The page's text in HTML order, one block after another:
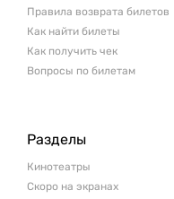
Правила возврата билетов
Как найти билеты
Как получить чек
Вопросы по билетам
Разделы
Кинотеатры
Скоро на экранах